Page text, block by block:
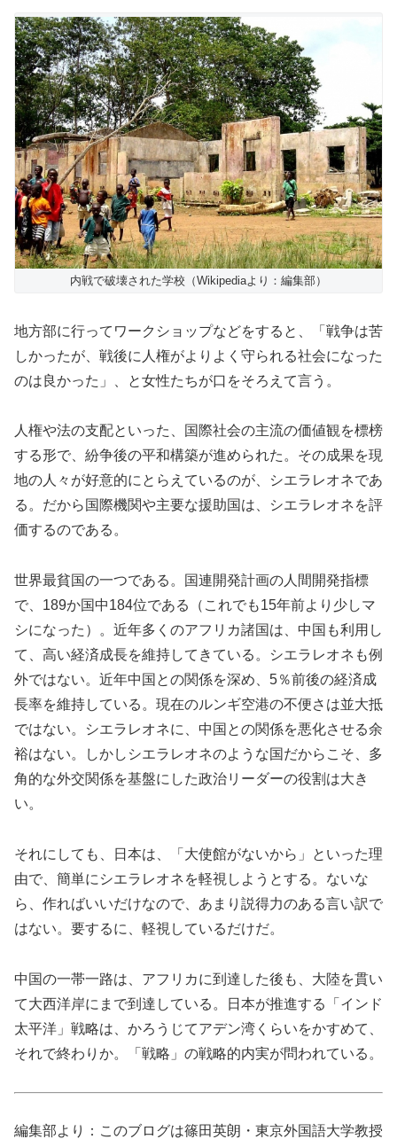
内戦で破壊された学校（Wikipediaより：編集部）
地方部に行ってワークショップなどをすると、「戦争は苦
しかったが、戦後に人権がよりよく守られる社会になった
のは良かった」、と女性たちが口をそろえて言う。
人権や法の支配といった、国際社会の主流の価値観を標榜
する形で、紛争後の平和構築が進められた。その成果を現
地の人々が好意的にとらえているのが、シエラレオネであ
る。だから国際機関や主要な援助国は、シエラレオネを評
価するのである。
世界最貧国の一つである。国連開発計画の人間開発指標
で、189か国中184位である（これでも15年前より少しマ
シになった）。近年多くのアフリカ諸国は、中国も利用し
て、高い経済成長を維持してきている。シエラレオネも例
外ではない。近年中国との関係を深め、5％前後の経済成
長率を維持している。現在のルンギ空港の不便さは並大抵
ではない。シエラレオネに、中国との関係を悪化させる余
裕はない。しかしシエラレオネのような国だからこそ、多
角的な外交関係を基盤にした政治リーダーの役割は大き
い。
それにしても、日本は、「大使館がないから」といった理
由で、簡単にシエラレオネを軽視しようとする。ないな
ら、作ればいいだけなので、あまり説得力のある言い訳で
はない。要するに、軽視しているだけだ。
中国の一帯一路は、アフリカに到達した後も、大陸を貫い
て大西洋岸にまで到達している。日本が推進する「インド
太平洋」戦略は、かろうじてアデン湾くらいをかすめて、
それで終わりか。「戦略」の戦略的内実が問われている。
編集部より：このブログは篠田英朗・東京外国語大学教授